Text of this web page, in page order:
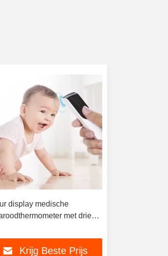
display medische
met drie
Krijg Beste Prijs